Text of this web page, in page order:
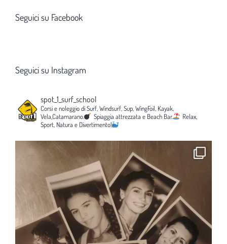
Seguici su Facebook
Seguici su Instagram
spot_1_surf_school
Corsi e noleggio di Surf, Windsurf, Sup, WingFoil, Kayak,
Vela,Catamarano.
Spiaggia attrezzata e Beach Bar.
Relax,
Sport, Natura e Divertimento!